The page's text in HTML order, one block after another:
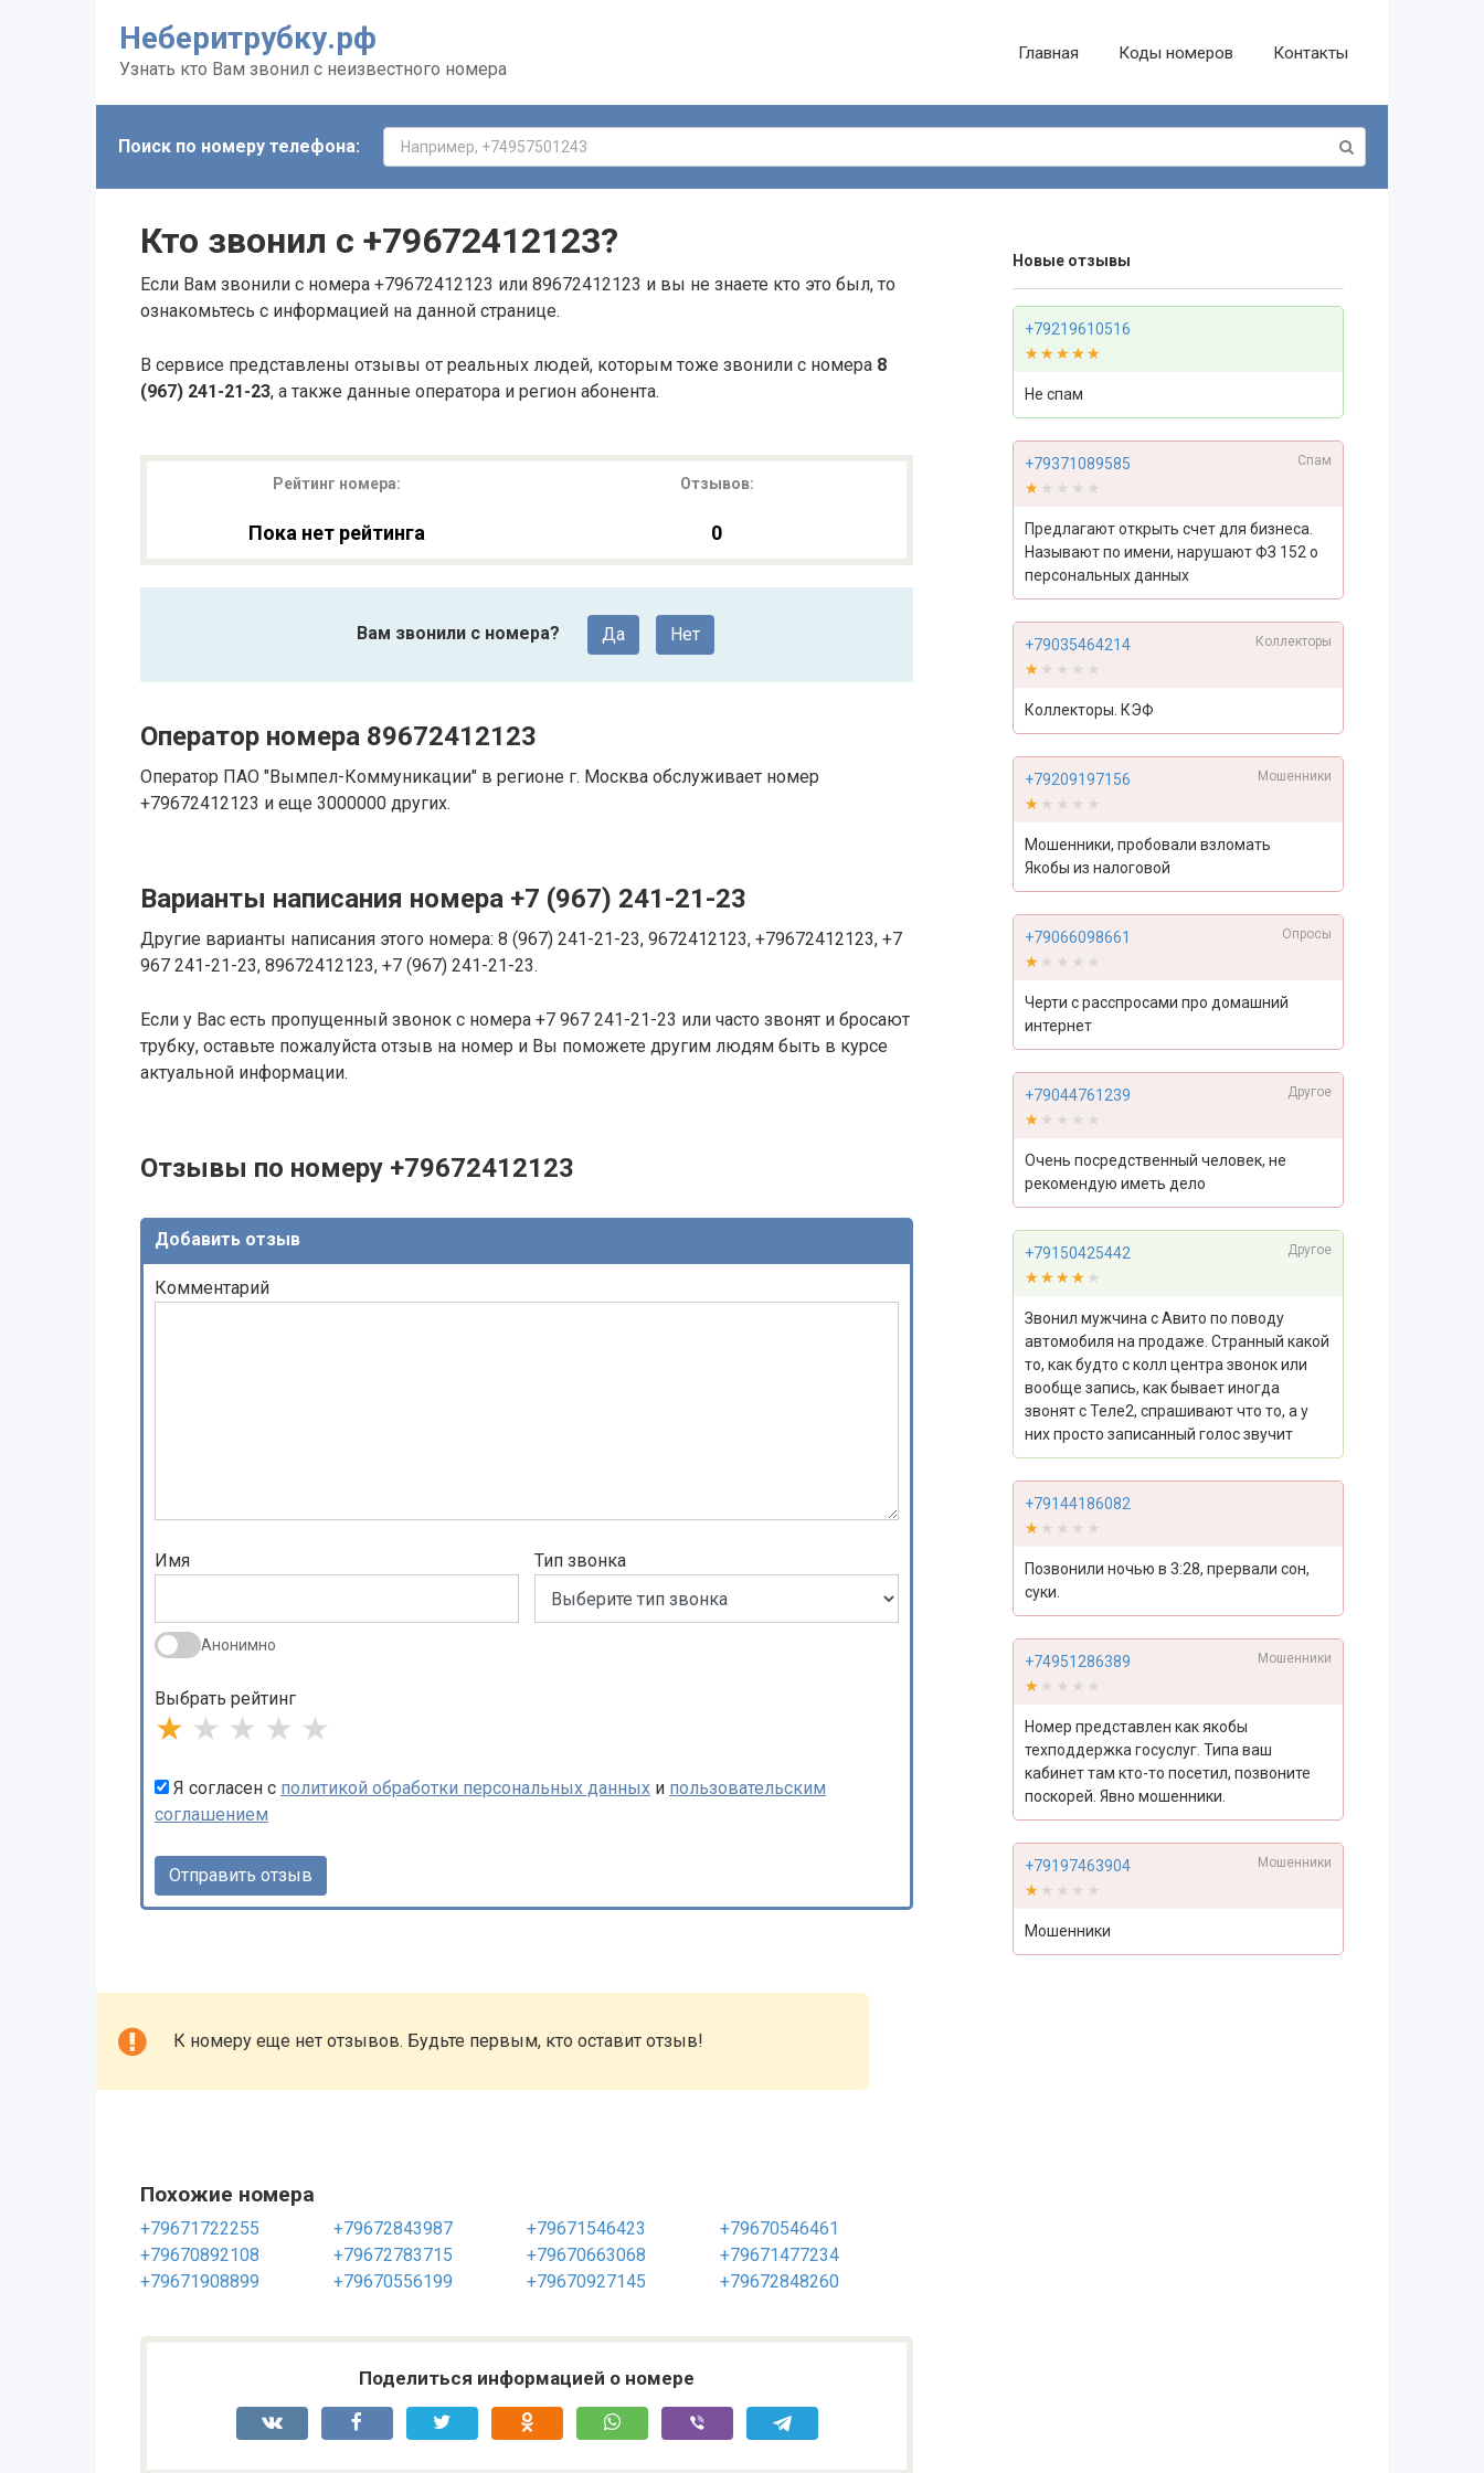
Неберитрубку.рф
Узнать кто Вам звонил с неизвестного номера
Главная Коды номеров Контакты
Поиск по номеру телефона:
Кто звонил с +79672412123?
Если Вам звонили с номера +79672412123 или 89672412123 и вы не знаете кто это был, то
ознакомьтесь с информацией на данной странице.
В сервисе представлены отзывы от реальных людей, которым тоже звонили с номера 8
(967) 241-21-23, а также данные оператора и регион абонента.
Рейтинг номера:
Пока нет рейтинга
Отзывов:
0
Вам звонили с номера? Да Нет
Оператор номера 89672412123
Оператор ПАО "Вымпел-Коммуникации" в регионе г. Москва обслуживает номер
+79672412123 и еще 3000000 других.
Варианты написания номера +7 (967) 241-21-23
Другие варианты написания этого номера: 8 (967) 241-21-23, 9672412123, +79672412123, +7
967 241-21-23, 89672412123, +7 (967) 241-21-23.
Если у Вас есть пропущенный звонок с номера +7 967 241-21-23 или часто звонят и бросают
трубку, оставьте пожалуйста отзыв на номер и Вы поможете другим людям быть в курсе
актуальной информации.
Отзывы по номеру +79672412123
Добавить отзыв
Комментарий
Имя
Анонимно
Тип звонка
Выбрать рейтинг
★ ★ ★ ★ ★
Я согласен с политикой обработки персональных данных и пользовательским
соглашением
К номеру еще нет отзывов. Будьте первым, кто оставит отзыв!
Похожие номера
+79671722255 +79672843987 +79671546423
+79670546461
+79670892108
+79672783715 +79670663068
+79671477234
+79671908899
+79670556199 +79670927145 +79672848260
Поделиться информацией о номере
Новые отзывы
+79219610516
★★★★★
★★★★★
Не спам
+79371089585 Спам
★★★★★
★★★★★
Предлагают открыть счет для бизнеса.
Называют по имени, нарушают ФЗ 152 о
персональных данных
+79035464214 Коллекторы
★★★★★
★★★★★
Коллекторы. КЭФ
+79209197156 Мошенники
★★★★★
★★★★★
Мошенники, пробовали взломать
Якобы из налоговой
+79066098661 Опросы
★★★★★
★★★★★
Черти с расспросами про домашний
интернет
+79044761239 Другое
★★★★★
★★★★★
Очень посредственный человек, не
рекомендую иметь дело
+79150425442 Другое
★★★★★
★★★★★
Звонил мужчина с Авито по поводу
автомобиля на продаже. Странный какой
то, как будто с колл центра звонок или
вообще запись, как бывает иногда
звонят с Теле2, спрашивают что то, а у
них просто записанный голос звучит
+79144186082
★★★★★
★★★★★
Позвонили ночью в 3:28, прервали сон,
суки.
+74951286389 Мошенники
★★★★★
★★★★★
Номер представлен как якобы
техподдержка госуслуг. Типа ваш
кабинет там кто-то посетил, позвоните
поскорей. Явно мошенники.
+79197463904 Мошенники
★★★★★
★★★★★
Мошенники